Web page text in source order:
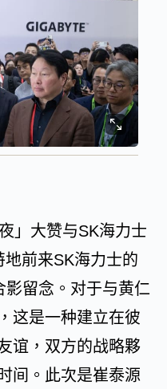
」大赞与SK海力士
前来SK海力士的
影留念。对于与黄仁
这是一种建立在彼
谊，双方的战略夥
间。此次是崔泰源